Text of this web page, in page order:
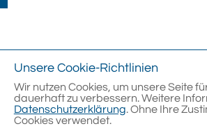
Unsere Cookie-Richtlinien
Wir nutzen Cookies, um unsere Seite
dauerhaft zu verbessern. Weitere
Datenschutzerklärung. Ohne Ihre
Cookies verwendet.